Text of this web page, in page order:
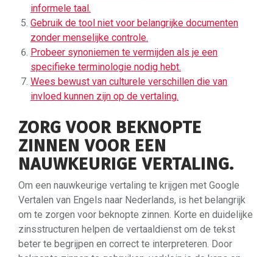
informele taal.
Gebruik de tool niet voor belangrijke documenten
zonder menselijke controle.
Probeer synoniemen te vermijden als je een
specifieke terminologie nodig hebt.
Wees bewust van culturele verschillen die van
invloed kunnen zijn op de vertaling.
ZORG VOOR BEKNOPTE
ZINNEN VOOR EEN
NAUWKEURIGE VERTALING.
Om een nauwkeurige vertaling te krijgen met Google
Vertalen van Engels naar Nederlands, is het belangrijk
om te zorgen voor beknopte zinnen. Korte en duidelijke
zinsstructuren helpen de vertaaldienst om de tekst
beter te begrijpen en correct te interpreteren. Door